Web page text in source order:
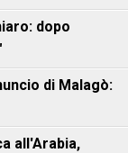
dopo
di Malagò:
all'Arabia,